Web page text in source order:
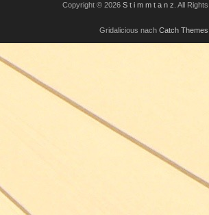
Copyright © 2026 S t i m m t a n z . All
Gridalicious nach Catch Themes